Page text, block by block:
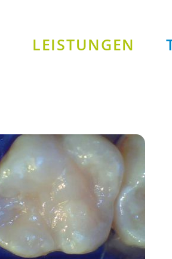
LEISTUNGEN